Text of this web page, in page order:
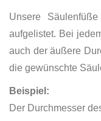
Unsere
aufgelistet. Bei
auch der äußere
die gewünschte
Beispiel:
Der Durchmesser